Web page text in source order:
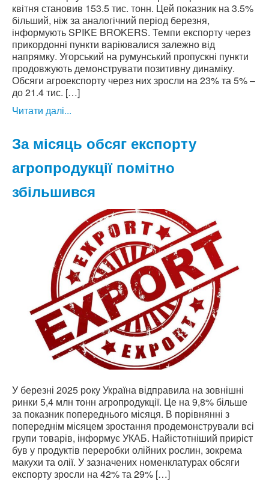
квітня становив 153.5 тис. тонн. Цей показник на 3.5%
більший, ніж за аналогічний період березня,
інформують SPIKE BROKERS. Темпи експорту через
прикордонні пункти варіювалися залежно від
напрямку. Угорський на румунський пропускні пункти
продовжують демонструвати позитивну динаміку.
Обсяги агроекспорту через них зросли на 23% та 5% –
до 21.4 тис. […]
Читати далі...
За місяць обсяг експорту
агропродукції помітно
збільшився
У березні 2025 року Україна відправила на зовнішні
ринки 5,4 млн тонн агропродукції. Це на 9,8% більше
за показник попереднього місяця. В порівнянні з
попереднім місяцем зростання продемонстрували всі
групи товарів, інформує УКАБ. Найістотніший приріст
був у продуктів переробки олійних рослин, зокрема
макухи та олії. У зазначених номенклатурах обсяги
експорту зросли на 42% та 29% […]